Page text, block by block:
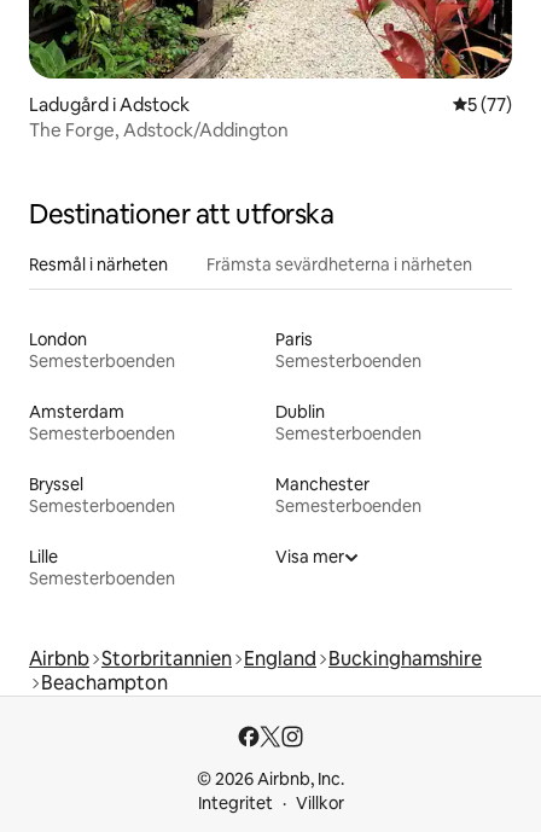
Ladugård i Adstock 5 av 5 i
5 (77)
The Forge, Adstock/Addington
Destinationer att utforska
Resmål i närheten Främsta sevärdheterna i närheten
London
Semesterboenden
Paris
Semesterboenden
Amsterdam
Semesterboenden
Dublin
Semesterboenden
Bryssel
Semesterboenden
Manchester
Semesterboenden
Lille
Semesterboenden
Visa mer
Airbnb Storbritannien England Buckinghamshire
Beachampton
© 2026 Airbnb, Inc.
Integritet
Villkor